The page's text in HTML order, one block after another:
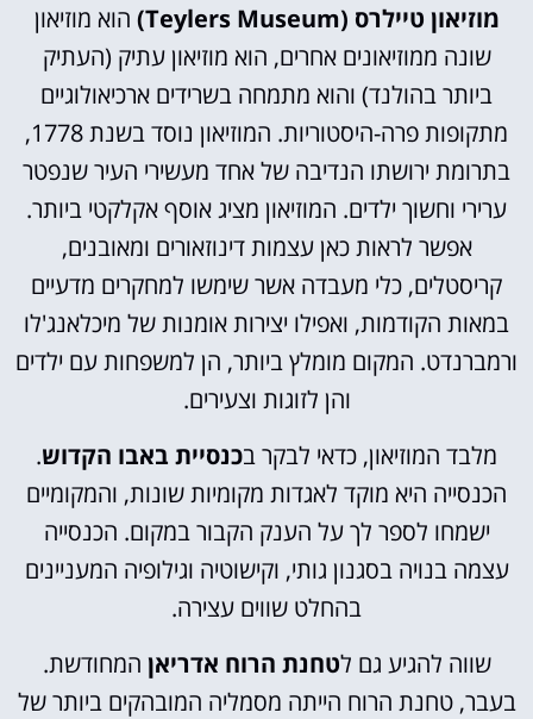
מוזיאון טיילרס (Teylers Museum)
הוא מוזיאון
שונה ממוזיאונים אחרים, הוא מוזיאון עתיק (העתיק
ביותר בהולנד) והוא מתמחה בשרידים ארכיאולוגיים
מתקופות פרה-היסטוריות. המוזיאון נוסד בשנת 1778,
בתרומת ירושתו הנדיבה של אחד מעשירי העיר שנפטר
ערירי וחשוך ילדים. המוזיאון מציג אוסף אקלקטי ביותר.
אפשר לראות כאן עצמות דינוזאורים ומאובנים,
קריסטלים, כלי מעבדה אשר שימשו למחקרים מדעיים
במאות הקודמות, ואפילו יצירות אומנות של מיכלאנג'לו
ורמברנדט. המקום מומלץ ביותר, הן למשפחות עם ילדים
והן לזוגות וצעירים.
מלבד המוזיאון, כדאי לבקר בכנסיית באבו הקדוש.
הכנסייה היא מוקד לאגדות מקומיות שונות, והמקומיים
ישמחו לספר לך על הענק הקבור במקום. הכנסייה
עצמה בנויה בסגנון גותי, וקישוטיה וגילופיה המעניינים
בהחלט שווים עצירה.
שווה להגיע גם לטחנת הרוח אדריאן המחודשת.
בעבר, טחנת הרוח הייתה מסמליה המובהקים ביותר של